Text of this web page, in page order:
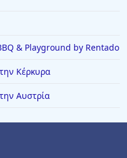
& Playground by Rentado
Κέρκυρα
Αυστρία